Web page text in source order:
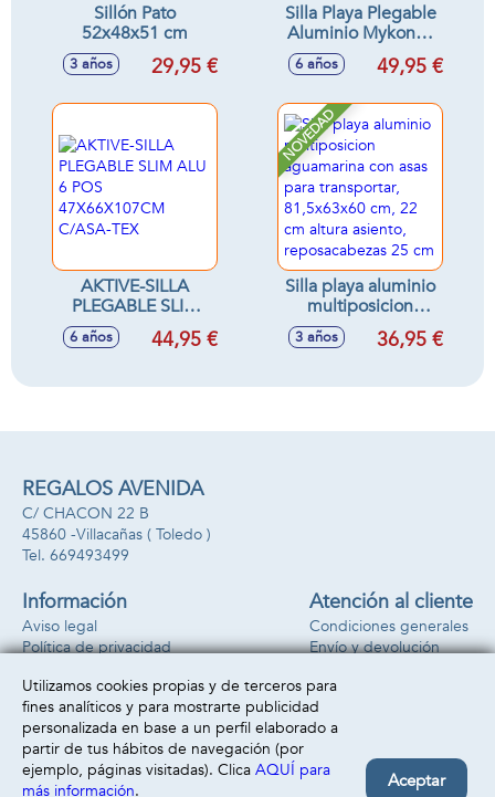
Sillón Pato
52x48x51 cm
3 años 29,95 €
Silla Playa Plegable
Aluminio Mykonos
5 Posiciones
61X69X108 Cm
6 años 49,95 €
AKTIVE-SILLA
PLEGABLE SLIM
ALU 6 POS
47X66X107CM
6 años 44,95 €
NOVEDAD
Silla playa aluminio
multiposicion
aguamarina con
asas para
81,5x63x60 cm, 22
reposacabezas 25
3 años 36,95 €
REGALOS AVENIDA
C/ CHACON 22 B
45860 -Villacañas ( Toledo )
669493499
Información
Aviso legal
Política de privacidad
Atención al cliente
Condiciones generales
Envío y devolución
Formas de pago
Utilizamos cookies propias y de terceros para
fines analíticos y para mostrarte publicidad
personalizada en base a un perfil elaborado a
partir de tus hábitos de navegación (por
ejemplo, páginas visitadas). Clica AQUÍ para
más información. Aceptar